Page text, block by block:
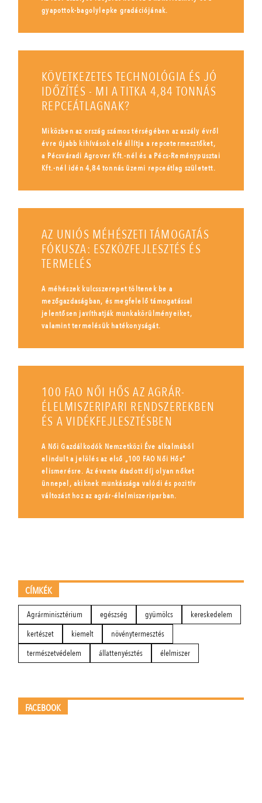
gyapottok-bagolylepke gradációjának.
KÖVETKEZETES TECHNOLÓGIA ÉS JÓ
IDŐZÍTÉS - MI A TITKA 4,84 TONNÁS
REPCEÁTLAGNAK?
Miközben az ország számos térségében az aszály évről
évre újabb kihívások elé állítja a repcetermesztőket,
a Pécsváradi Agrover Kft.-nél és a Pécs-Reménypusztai
Kft.-nél idén 4,84 tonnás üzemi repceátlag született.
AZ UNIÓS MÉHÉSZETI TÁMOGATÁS
FÓKUSZA: ESZKÖZFEJLESZTÉS ÉS
TERMELÉS
A méhészek kulcsszerepet töltenek be a
mezőgazdaságban, és megfelelő támogatással
jelentősen javíthatják munkakörülményeiket,
valamint termelésük hatékonyságát.
100 FAO NŐI HŐS AZ AGRÁR-
ÉLELMISZERIPARI RENDSZEREKBEN
ÉS A VIDÉKFEJLESZTÉSBEN
A Női Gazdálkodók Nemzetközi Éve alkalmából
elindult a jelölés az első „100 FAO Női Hős”
elismerésre. Az évente átadott díj olyan nőket
ünnepel, akiknek munkássága valódi és pozitív
változást hoz az agrár-élelmiszeriparban.
CÍMKÉK
Agrárminisztérium egészség gyümölcs
kereskedelem
kertészet
kiemelt
növénytermesztés
természetvédelem
állattenyésztés élelmiszer
FACEBOOK